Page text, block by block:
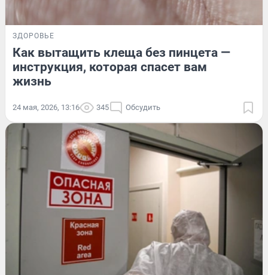
ЗДОРОВЬЕ
Как вытащить клеща без пинцета —
инструкция, которая спасет вам
жизнь
24 мая, 2026, 13:16 345 Обсудить